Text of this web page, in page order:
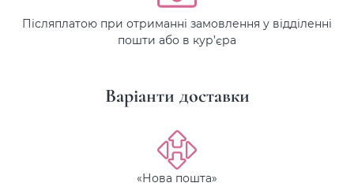
Післяплатою при отриманні замовлення у відділенні
пошти або в кур’єра
Варіанти доставки
«Нова пошта»